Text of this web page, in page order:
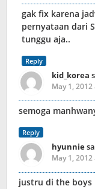
gak fix karena
pernyataan dari
tunggu aja..
Reply
kid_korea
May 1,
semoga
Reply
hyunnie
May 1,
justru di the boys